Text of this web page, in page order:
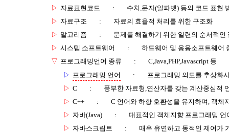
▷ 자료표현코드 :
수치,문자(알파벳) 등의 코드 표현
▷ 자료구조 :
자료의 효율적 처리를 위한 구조화
▷ 알고리즘 :
문제를 해결하기 위한 일련의 순서적인
▷ 시스템 소프트웨어 :
하드웨어 및 응용소프트웨어
▽ 프로그래밍언어 종류 :
C,Java,PHP,Javascript 등
▷ 프로그래밍 언어 :
프로그래밍 의도를 추상화
▷ C :
풍부한 자료형,연산자를 갖는 계산중심적
▷ C++ :
C 언어와 하향 호환성을 유지하며, 객체
▷ 자바(Java) :
대표적인 객체지향 프로그래밍 언
▷ 자바스크립트 :
매우 유연하고 동적인 제어가